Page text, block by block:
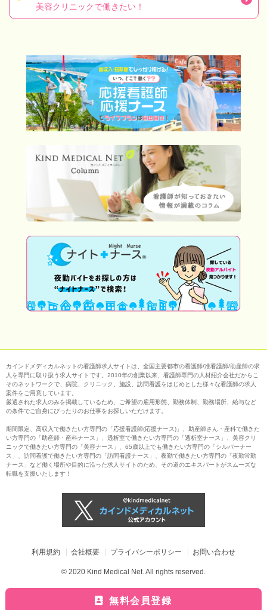
美容クリニックで働きたい！
カインドメディカルネットの看護師求人サイトは、全国主要都市の看護師/准看護師/助産師の求
人を専門に取り扱う求人サイトです。2010年の創業以来、看護師専門の人材紹介会社だからこ
そのネットワークで、病院、クリニック、施設、訪問看護をはじめとした様々な看護師の求人
案件をご用意しています。
厳選された求人のみを掲載しているため、ご希望の雇用形態、勤務体制、勤務場所、給与など
の条件でご自身にぴったりのお仕事をお探しいただけます。
期間限定、高収入で働きたい方専門の「応援看護師(応援ナース)」、助産師さん・産科で働きた
い方専門の「助産師・産科ナース」、透析室で働きたい方専門の「透析室ナース」、美容クリ
ニックで働きたい方専門の「美容ナース」、65歳以上でも働きたい方専門の「シルバーナー
ス」、訪問看護で働きたい方専門の「訪問看護ナース」、夜勤で働きたい方専門の「夜勤常勤
ナース」など働く場所や目的に沿った求人サイトのため、その道のエキスパートがスムーズな
転職を支援いたします！
利用規約 会社概要 プライバシーポリシー お問い合わせ
© 2020 Kind Medical Net. All rights reserved.
無料会員登録